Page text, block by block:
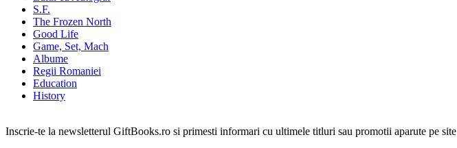
S.F.
The Frozen North
Good Life
Game, Set, Mach
Albume
Regii Romaniei
Education
History
Inscrie-te la newsletterul GiftBooks.ro si primesti informari cu ultimele titluri sau promotii aparute pe site